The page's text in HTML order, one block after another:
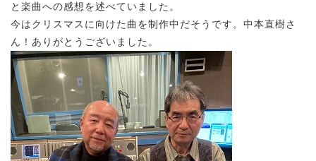
と楽曲への感想を述べていました。
今はクリスマスに向けた曲を制作中だそうです。中本直樹さ
ん！ありがとうございました。